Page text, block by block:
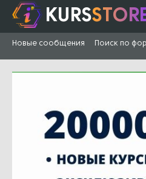
KURS
Новые сообщения Поиск по